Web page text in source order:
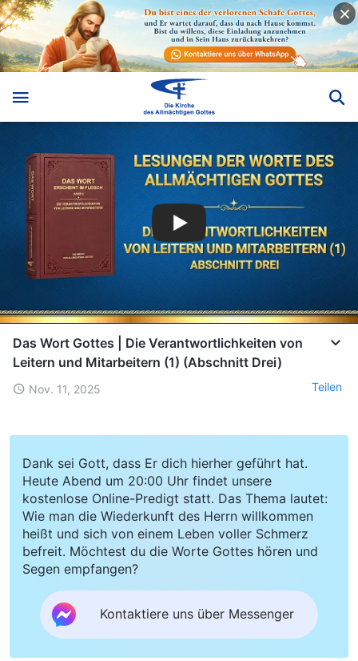
Das Wort Gottes | Die Verantwortlichkeiten von
Leitern und Mitarbeitern (1) (Abschnitt Drei)
Nov. 11, 2025 Teilen
Dank sei Gott, dass Er dich hierher geführt hat.
Heute Abend um 20:00 Uhr findet unsere
kostenlose Online-Predigt statt. Das Thema lautet:
Wie man die Wiederkunft des Herrn willkommen
heißt und sich von einem Leben voller Schmerz
befreit. Möchtest du die Worte Gottes hören und
Segen empfangen?
Kontaktiere uns über Messenger